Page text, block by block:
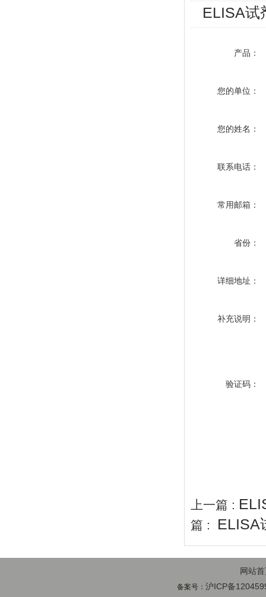
ELISA试
产品：
您的单位：
您的姓名：
联系电话：
常用邮箱：
省份：
详细地址：
补充说明：
验证码：
上一篇 :
篇 : ELISA
网站
备案号：沪ICP备